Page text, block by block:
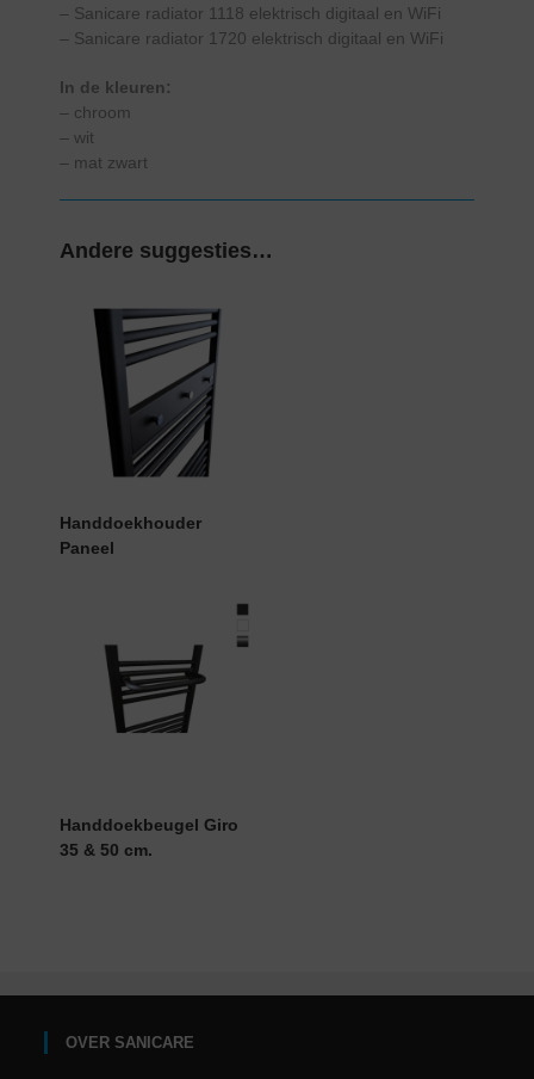
– Sanicare radiator 1118 elektrisch digitaal en WiFi
– Sanicare radiator 1720 elektrisch digitaal en WiFi
In de kleuren:
– chroom
– wit
– mat zwart
Andere suggesties…
Handdoekhouder
Paneel
Handdoekbeugel Giro
35 & 50 cm.
OVER SANICARE